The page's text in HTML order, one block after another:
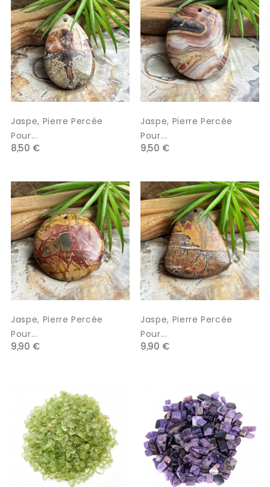
Jaspe, Pierre Percée
Pour...
8,50 €
Jaspe, Pierre Percée
Pour...
9,50 €
Jaspe, Pierre Percée
Pour...
9,90 €
Jaspe, Pierre Percée
Pour...
9,90 €